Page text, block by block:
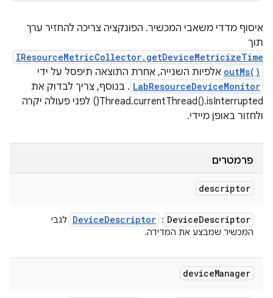
איסוף מדדי משאבי המכשיר. הפונקציה צריכה להחזיר ערך
תוך
IResourceMetricCollector.getDeviceMetricizeTime
outMs() אלפיות השנייה, אחרת התוצאה תיפסל על ידי
LabResourceDeviceMonitor . בנוסף, צריך לבדוק את
Thread.currentThread().isInterrupted() לפני פעולה יקרה
ולחזור באופן מיידי.
פרמטרים
descriptor
DeviceDescriptor
:
DeviceDescriptor
לגבי
המכשיר שמבצע את המדידה.
deviceManager